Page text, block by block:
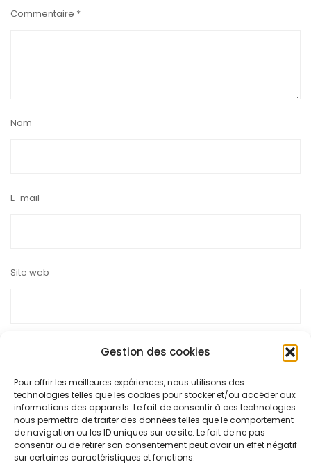
Gestion des cookies
Pour offrir les meilleures expériences, nous utilisons des
technologies telles que les cookies pour stocker et/ou accéder aux
informations des appareils. Le fait de consentir à ces technologies
nous permettra de traiter des données telles que le comportement
de navigation ou les ID uniques sur ce site. Le fait de ne pas
consentir ou de retirer son consentement peut avoir un effet négatif
sur certaines caractéristiques et fonctions.
Commentaire *
Nom
E-mail
Site web
Ce site utilise Akismet pour réduire les indésirables.
plus sur la façon dont les données de vos commentaires sont
traitées.